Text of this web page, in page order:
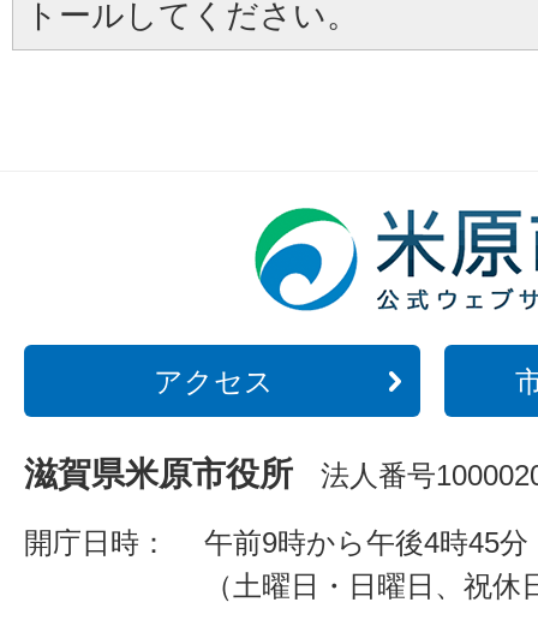
トールしてください。
アクセス
滋賀県米原市役所 法人番号
開庁日時：
午前9時から午後4時45分
（土曜日・日曜日、祝